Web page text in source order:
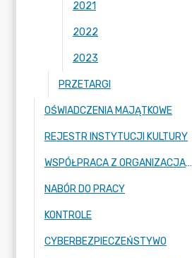
2021
2022
2023
PRZETARGI
OŚWIADCZENIA MAJĄTKOWE
REJESTR INSTYTUCJI KULTURY
WSPÓŁPRACA Z ORGANIZACJAMI POZARZĄDOWYMI
NABÓR DO PRACY
KONTROLE
CYBERBEZPIECZEŃSTYWO